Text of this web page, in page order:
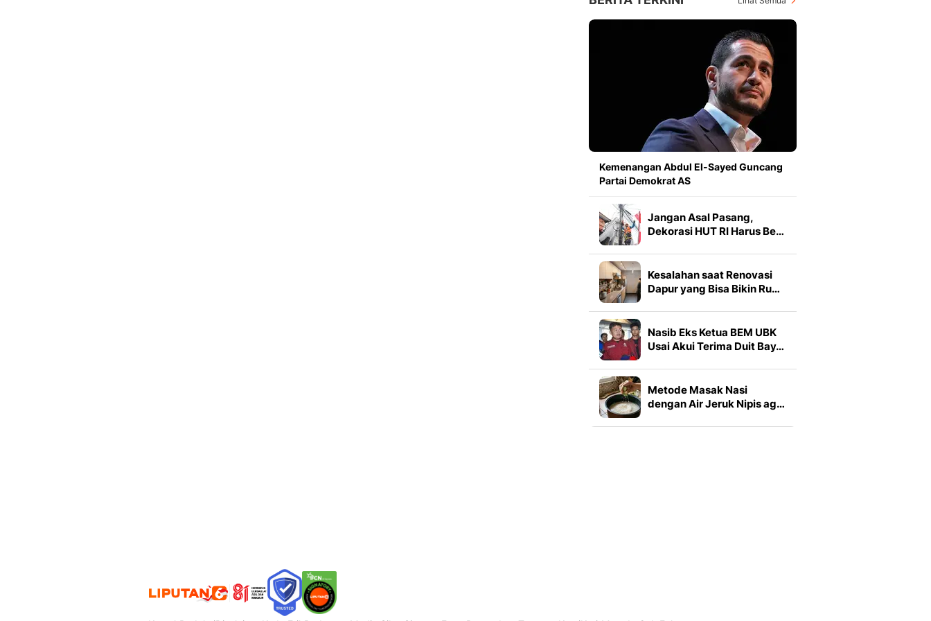
Kemenangan Abdul El-Sayed Guncang
Partai Demokrat AS
Jangan Asal Pasang,
Dekorasi HUT RI Harus Be…
Kesalahan saat Renovasi
Dapur yang Bisa Bikin Ru…
Nasib Eks Ketua BEM UBK
Usai Akui Terima Duit Bay…
Metode Masak Nasi
dengan Air Jeruk Nipis ag…